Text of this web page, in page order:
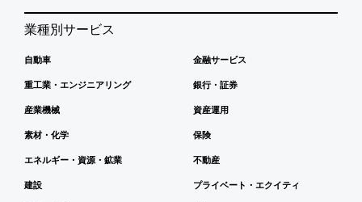
業種別サービス
自動車
重工業・エンジニアリング
産業機械
素材・化学
エネルギー・資源・鉱業
建設
金融サービス
銀行・証券
資産運用
保険
不動産
プライベート・エクイティ